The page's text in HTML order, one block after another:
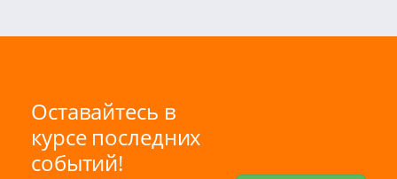
Оставайтесь в
курсе последних
событий!